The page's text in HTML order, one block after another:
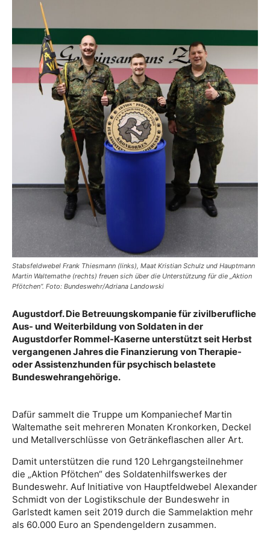
Stabsfeldwebel Frank Thiesmann (links), Maat Kristian Schulz und Hauptmann
Martin Waltemathe (rechts) freuen sich über die Unterstützung für die „Aktion
Pfötchen“. Foto: Bundeswehr/Adriana Landowski
Augustdorf. Die Betreuungskompanie für zivilberufliche
Aus- und Weiterbildung von Soldaten in der
Augustdorfer Rommel-Kaserne unterstützt seit Herbst
vergangenen Jahres die Finanzierung von Therapie-
oder Assistenzhunden für psychisch belastete
Bundeswehrangehörige.
Dafür sammelt die Truppe um Kompaniechef Martin
Waltemathe seit mehreren Monaten Kronkorken, Deckel
und Metallverschlüsse von Getränkeflaschen aller Art.
Damit unterstützen die rund 120 Lehrgangsteilnehmer
die „Aktion Pfötchen“ des Soldatenhilfswerkes der
Bundeswehr. Auf Initiative von Hauptfeldwebel Alexander
Schmidt von der Logistikschule der Bundeswehr in
Garlstedt kamen seit 2019 durch die Sammelaktion mehr
als 60.000 Euro an Spendengeldern zusammen.